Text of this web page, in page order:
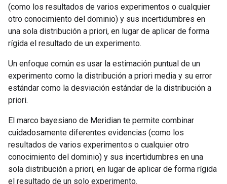
(como los resultados de varios experimentos o cualquier
otro conocimiento del dominio) y sus incertidumbres en
una sola distribución a priori, en lugar de aplicar de forma
rígida el resultado de un experimento.
Un enfoque común es usar la estimación puntual de un
experimento como la distribución a priori media y su error
estándar como la desviación estándar de la distribución a
priori.
El marco bayesiano de Meridian te permite combinar
cuidadosamente diferentes evidencias (como los
resultados de varios experimentos o cualquier otro
conocimiento del dominio) y sus incertidumbres en una
sola distribución a priori, en lugar de aplicar de forma rígida
el resultado de un solo experimento.